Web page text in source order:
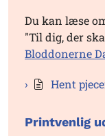
Du kan læse
"Til dig, der
Bloddonerne
Hent
Printvenlig